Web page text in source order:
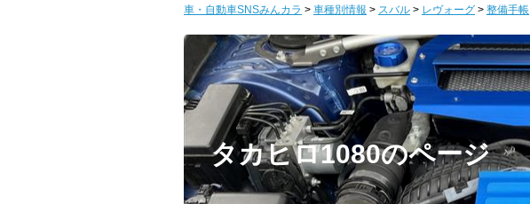
車・自動車SNSみんカラ > 車種別情報 > スバル > レヴォーグ > 整備手帳
タカヒロ1080のページ